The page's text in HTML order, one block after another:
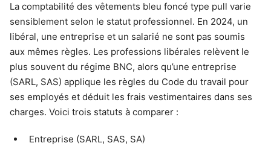
La comptabilité des vêtements bleu foncé type pull varie
sensiblement selon le statut professionnel. En 2024, un
libéral, une entreprise et un salarié ne sont pas soumis
aux mêmes règles. Les professions libérales relèvent le
plus souvent du régime BNC, alors qu’une entreprise
(SARL, SAS) applique les règles du Code du travail pour
ses employés et déduit les frais vestimentaires dans ses
charges. Voici trois statuts à comparer :
Entreprise (SARL, SAS, SA)